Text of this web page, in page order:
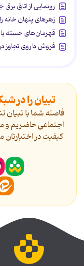
رونمایی از اتاق برق
زهرهای پنهان خانه
قهرمان‌های خسته
فروش داروی تجاوز
تبیان را در
فاصله شما با
اجتماعی حاضریم و
کیفیت در